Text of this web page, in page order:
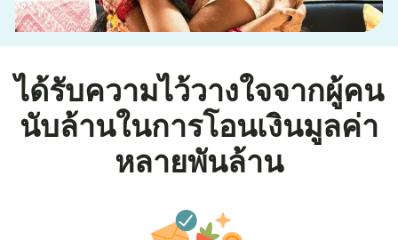
ได้รับความไว้วางใจจากผู้คน
นับล้านในการโอนเงินมูลค่า
หลายพันล้าน